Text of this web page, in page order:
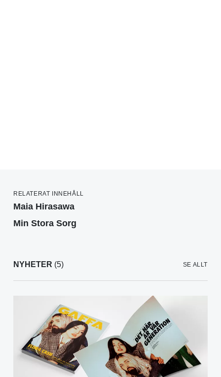
RELATERAT INNEHÅLL
Maia Hirasawa
Min Stora Sorg
NYHETER (5) SE ALLT